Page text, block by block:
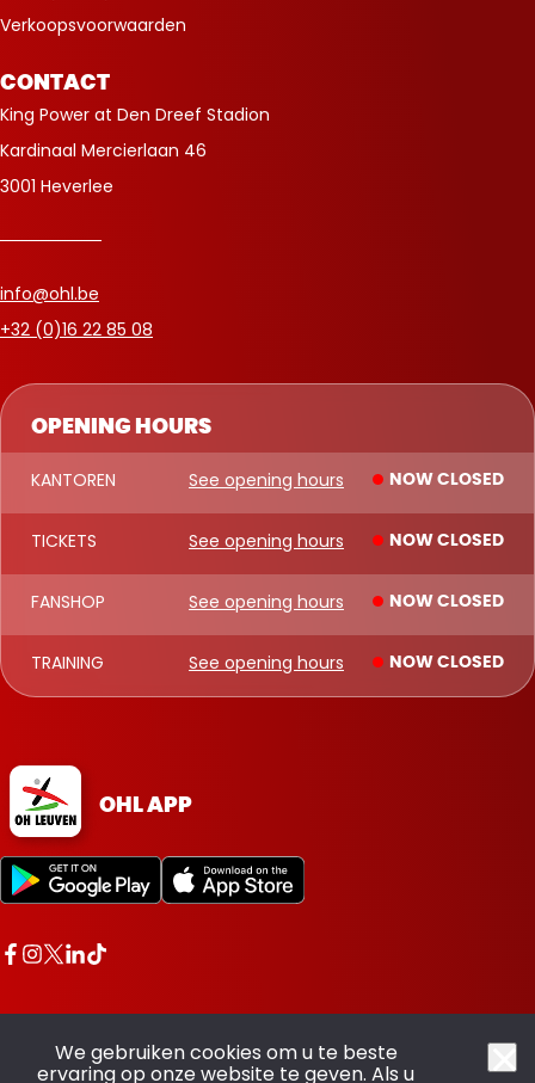
OPENING HOURS
KANTOREN See opening hours NOW CLOSED
TICKETS See opening hours NOW CLOSED
FANSHOP See opening hours NOW CLOSED
TRAINING See opening hours NOW CLOSED
Verkoopsvoorwaarden
CONTACT
King Power at Den Dreef Stadion
Kardinaal Mercierlaan 46
3001 Heverlee
info@ohl.be
+32 (0)16 22 85 08
OHL APP
We gebruiken cookies om u te beste
ervaring op onze website te geven. Als u